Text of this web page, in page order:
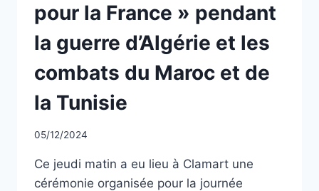
pour la France » pendant
la guerre d’Algérie et les
combats du Maroc et de
la Tunisie
Par
05/12/2024
Ce jeudi matin a eu lieu à Clamart une
cérémonie organisée pour la journée